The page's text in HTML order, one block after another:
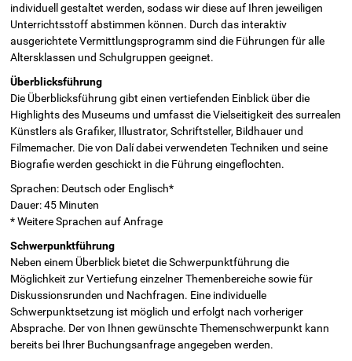
individuell gestaltet werden, sodass wir diese auf Ihren jeweiligen
Unterrichtsstoff abstimmen können. Durch das interaktiv
ausgerichtete Vermittlungsprogramm sind die Führungen für alle
Altersklassen und Schulgruppen geeignet.
Überblicksführung
Die Überblicksführung gibt einen vertiefenden Einblick über die
Highlights des Museums und umfasst die Vielseitigkeit des surrealen
Künstlers als Grafiker, Illustrator, Schriftsteller, Bildhauer und
Filmemacher. Die von Dalí dabei verwendeten Techniken und seine
Biografie werden geschickt in die Führung eingeflochten.
Sprachen: Deutsch oder Englisch*
Dauer: 45 Minuten
* Weitere Sprachen auf Anfrage
Schwerpunktführung
Neben einem Überblick bietet die Schwerpunktführung die
Möglichkeit zur Vertiefung einzelner Themenbereiche sowie für
Diskussionsrunden und Nachfragen. Eine individuelle
Schwerpunktsetzung ist möglich und erfolgt nach vorheriger
Absprache. Der von Ihnen gewünschte Themenschwerpunkt kann
bereits bei Ihrer Buchungsanfrage angegeben werden.